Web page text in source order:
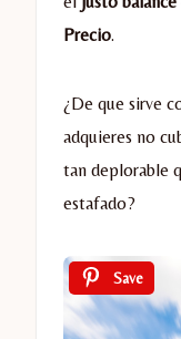
Precio.
¿De que sirve
adquieres no
tan deplorable
estafado?
Save